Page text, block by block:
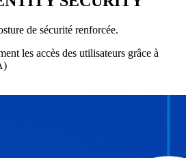
de sécurité renforcée.
les accès des utilisateurs grâce à